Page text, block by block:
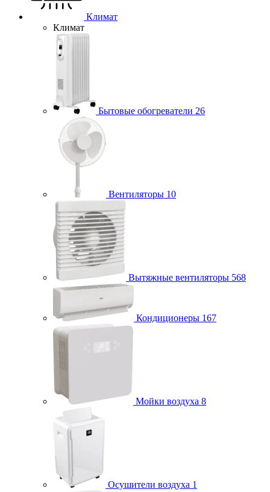
Климат
Климат
Бытовые обогреватели 26
Вентиляторы 10
Вытяжные вентиляторы 568
Кондиционеры 167
Мойки воздуха 8
Осушители воздуха 1